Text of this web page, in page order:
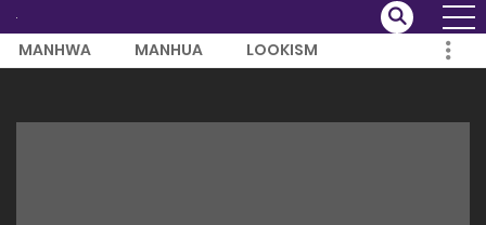
MANHWA MANHUA LOOKISM